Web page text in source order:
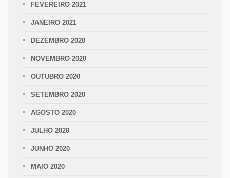
FEVEREIRO 2021
JANEIRO 2021
DEZEMBRO 2020
NOVEMBRO 2020
OUTUBRO 2020
SETEMBRO 2020
AGOSTO 2020
JULHO 2020
JUNHO 2020
MAIO 2020